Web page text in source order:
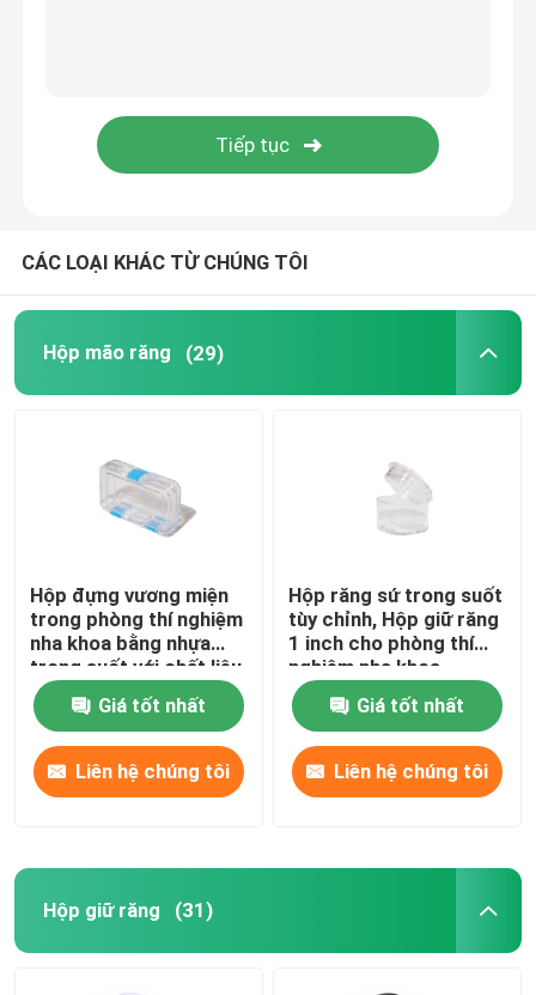
Hộp mão răng
Hộp đựng Aligner có gương
Dụng cụ tháo khay chỉnh nha
Phòng thí nghiệm nha khoa Articulators
Dây buộc chỉnh nha
Bộ dụng cụ chăm sóc chỉnh nha
Khay lấy dấu răng
CÁC LOẠI KHÁC TỪ CHÚNG TÔI
Hộp mão răng (29)
Hộp đựng vương miện
trong phòng thí nghiệm
nha khoa bằng nhựa
trong suốt với chất liệu
phim PS TPU
Giá tốt nhất
Liên hệ chúng tôi
Hộp răng sứ trong suốt
tùy chỉnh, Hộp giữ răng
1 inch cho phòng thí
nghiệm nha khoa
Giá tốt nhất
Liên hệ chúng tôi
Hộp giữ răng (31)